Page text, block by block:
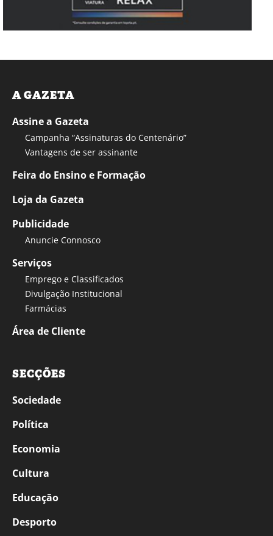
A GAZETA
Assine a Gazeta
Campanha “Assinaturas do Centenário”
Vantagens de ser assinante
Feira do Ensino e Formação
Loja da Gazeta
Publicidade
Anuncie Connosco
Serviços
Emprego e Classificados
Divulgação Institucional
Farmácias
Área de Cliente
SECÇÕES
Sociedade
Política
Economia
Cultura
Educação
Desporto